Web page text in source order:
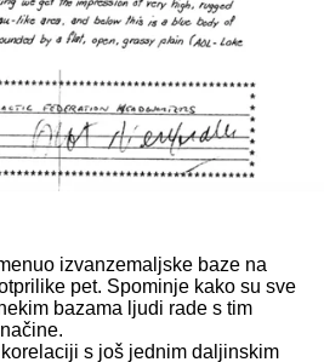
izvanzemaljske baze na
pet. Spominje kako su sve
bazama ljudi rade s tim
s još jednim daljinskim